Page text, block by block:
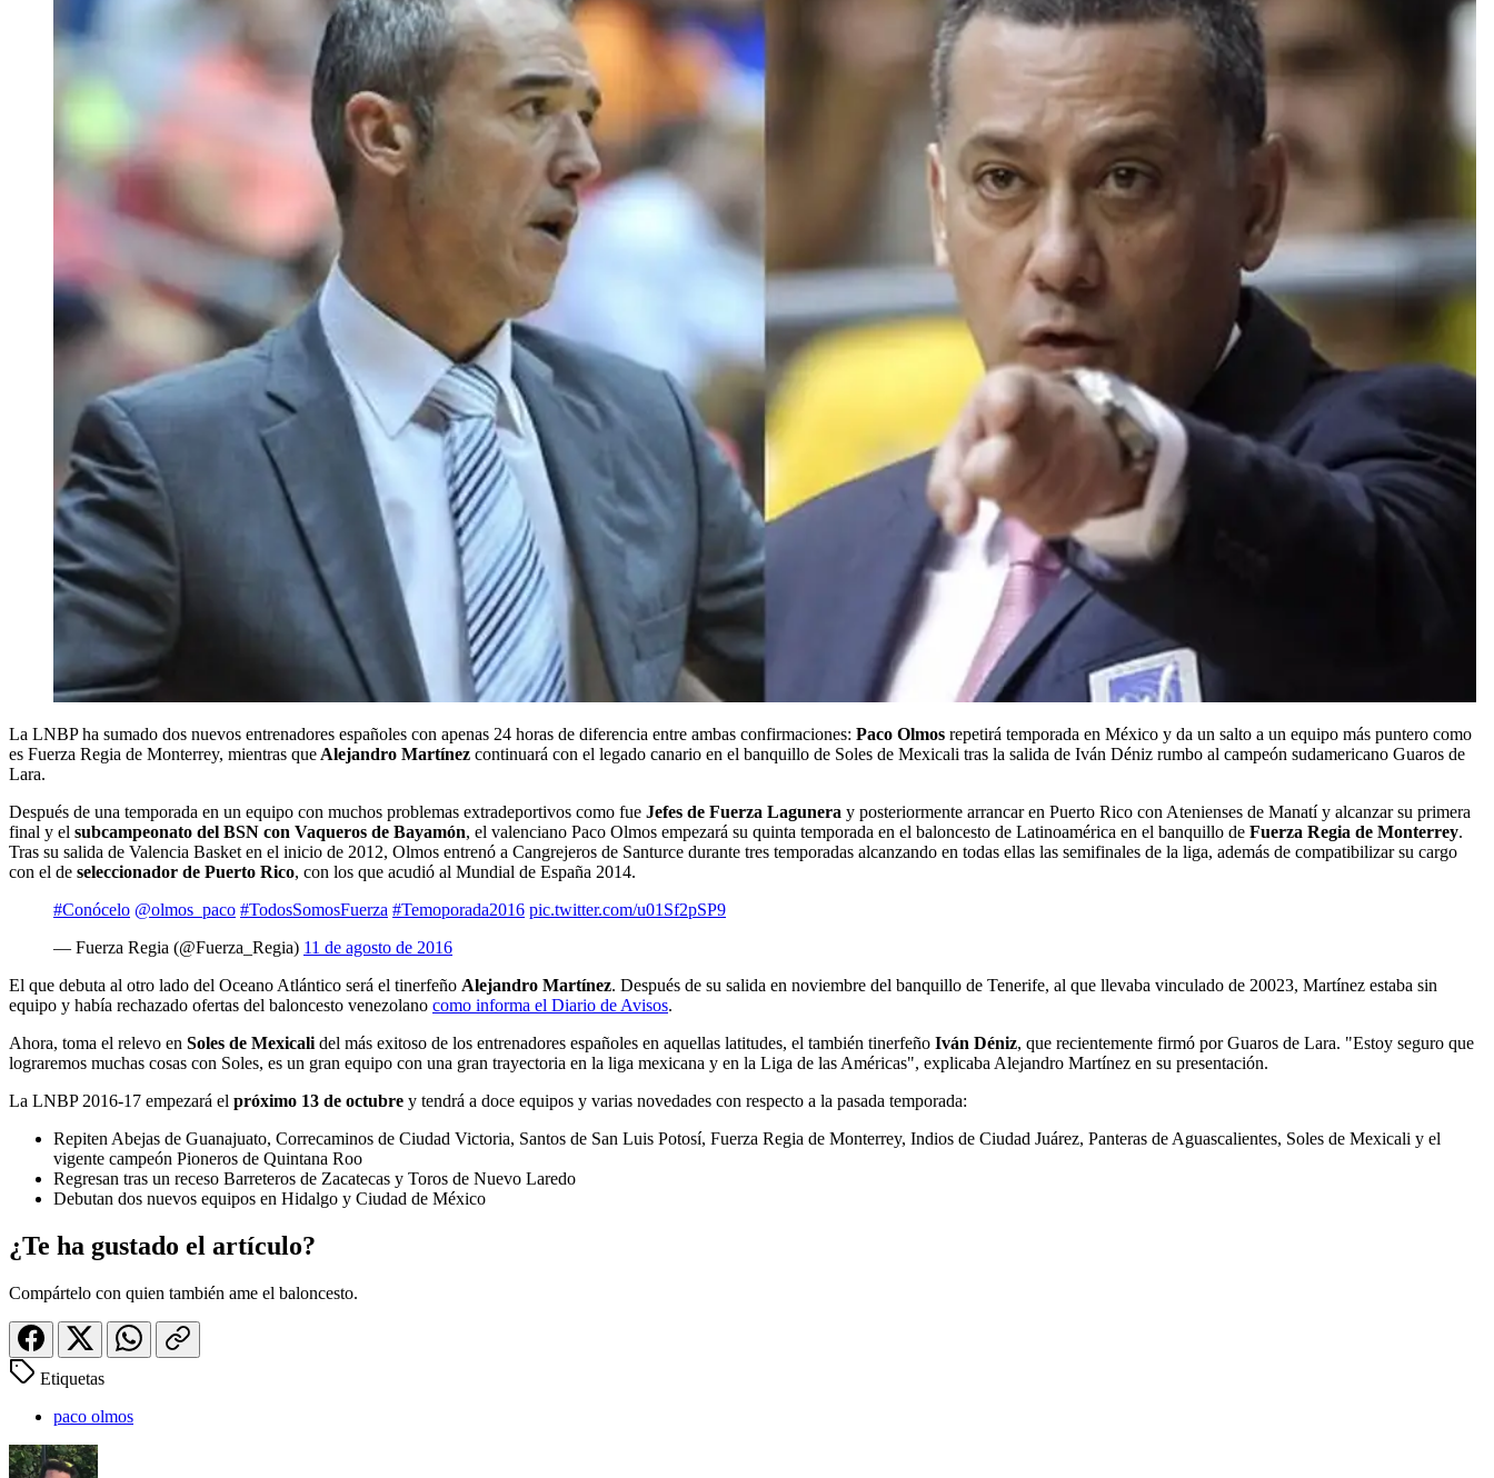
La LNBP ha sumado dos nuevos entrenadores españoles con apenas 24 horas de diferencia entre ambas confirmaciones: Paco Olmos repetirá temporada en México y da un salto a un equipo más puntero como
es Fuerza Regia de Monterrey, mientras que Alejandro Martínez continuará con el legado canario en el banquillo de Soles de Mexicali tras la salida de Iván Déniz rumbo al campeón sudamericano Guaros de
Lara.
Después de una temporada en un equipo con muchos problemas extradeportivos como fue Jefes de Fuerza Lagunera y posteriormente arrancar en Puerto Rico con Atenienses de Manatí y alcanzar su primera
final y el subcampeonato del BSN con Vaqueros de Bayamón, el valenciano Paco Olmos empezará su quinta temporada en el baloncesto de Latinoamérica en el banquillo de Fuerza Regia de Monterrey.
Tras su salida de Valencia Basket en el inicio de 2012, Olmos entrenó a Cangrejeros de Santurce durante tres temporadas alcanzando en todas ellas las semifinales de la liga, además de compatibilizar su cargo
con el de seleccionador de Puerto Rico, con los que acudió al Mundial de España 2014.
#Conócelo @olmos_paco #TodosSomosFuerza #Temoporada2016 pic.twitter.com/u01Sf2pSP9
— Fuerza Regia (@Fuerza_Regia) 11 de agosto de 2016
El que debuta al otro lado del Oceano Atlántico será el tinerfeño Alejandro Martínez. Después de su salida en noviembre del banquillo de Tenerife, al que llevaba vinculado de 20023, Martínez estaba sin
equipo y había rechazado ofertas del baloncesto venezolano como informa el Diario de Avisos.
Ahora, toma el relevo en Soles de Mexicali del más exitoso de los entrenadores españoles en aquellas latitudes, el también tinerfeño Iván Déniz, que recientemente firmó por Guaros de Lara. "Estoy seguro que
lograremos muchas cosas con Soles, es un gran equipo con una gran trayectoria en la liga mexicana y en la Liga de las Américas", explicaba Alejandro Martínez en su presentación.
La LNBP 2016-17 empezará el próximo 13 de octubre y tendrá a doce equipos y varias novedades con respecto a la pasada temporada:
Repiten Abejas de Guanajuato, Correcaminos de Ciudad Victoria, Santos de San Luis Potosí, Fuerza Regia de Monterrey, Indios de Ciudad Juárez, Panteras de Aguascalientes, Soles de Mexicali y el
vigente campeón Pioneros de Quintana Roo
Regresan tras un receso Barreteros de Zacatecas y Toros de Nuevo Laredo
Debutan dos nuevos equipos en Hidalgo y Ciudad de México
¿Te ha gustado el artículo?
Compártelo con quien también ame el baloncesto.
Etiquetas
paco olmos